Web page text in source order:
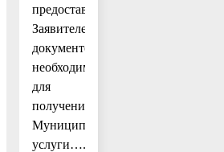
предоставления
Заявителем
документов,
необходимых
для
получения
Муниципальной
услуги…..